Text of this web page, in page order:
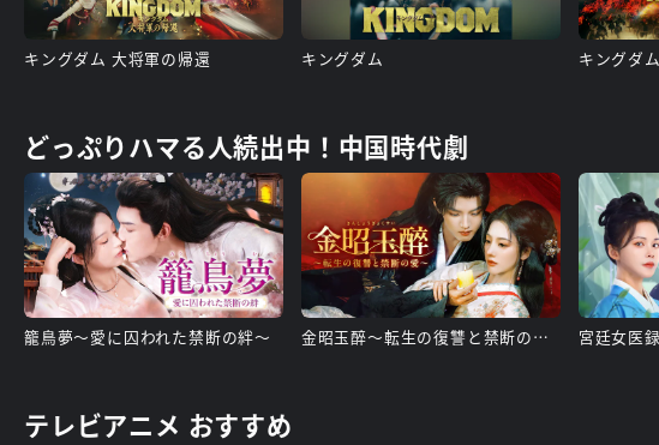
キングダム 大将軍の帰還 キングダム キングダ
どっぷりハマる人続出中！中国時代劇
籠鳥夢～愛に囚われた禁断の絆～ 金昭玉醉～転生の復讐と禁断の愛～
テレビアニメ おすすめ